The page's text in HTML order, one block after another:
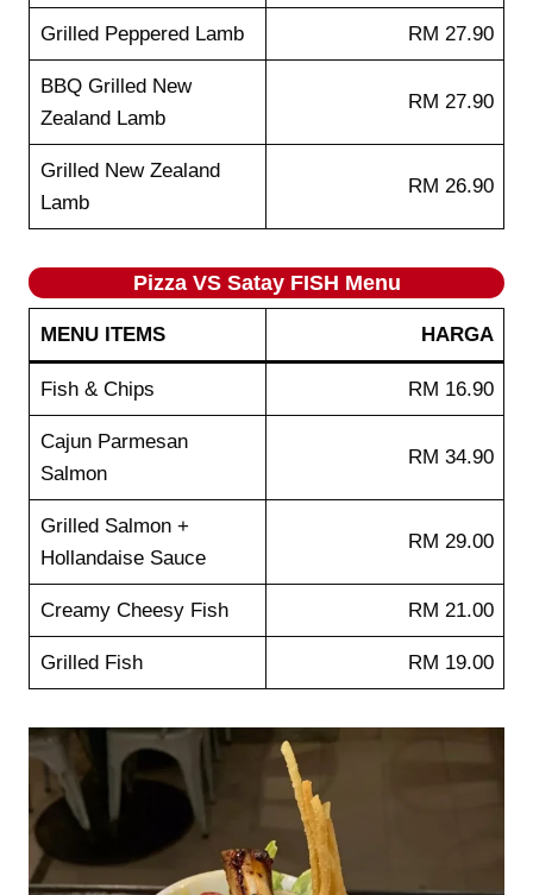
Grilled Peppered Lamb RM 27.90
BBQ Grilled New
Zealand Lamb
RM 27.90
Grilled New Zealand
Lamb
RM 26.90
Pizza VS Satay FISH Menu
MENU ITEMS HARGA
Fish & Chips RM 16.90
Cajun Parmesan
Salmon
RM 34.90
Grilled Salmon +
Hollandaise Sauce
RM 29.00
Creamy Cheesy Fish RM 21.00
Grilled Fish RM 19.00